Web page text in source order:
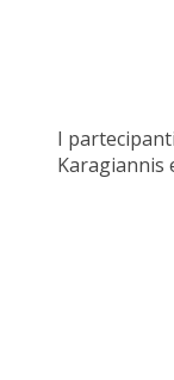
I
Karagiannis